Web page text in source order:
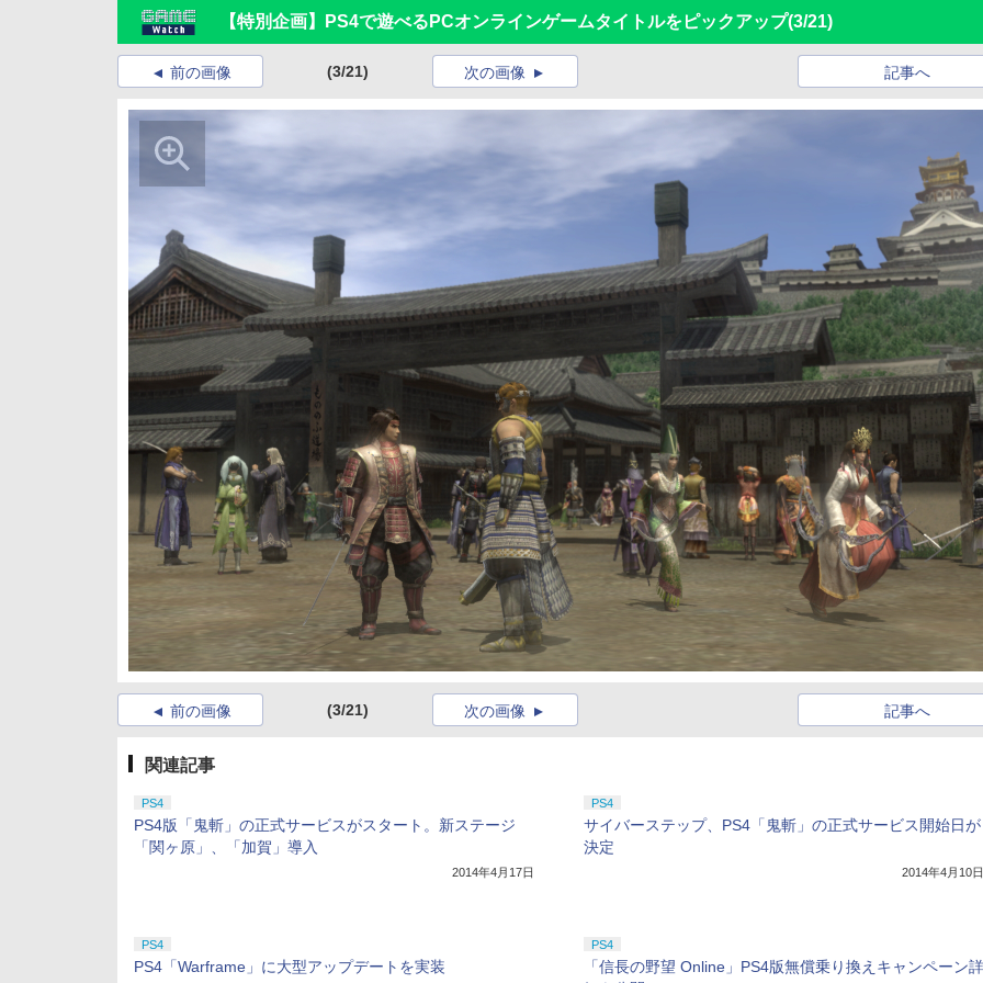
【特別企画】PS4で遊べるPCオンラインゲームタイトルをピックアップ(3/21)
前の画像 (3/21) 記事へ
次の画像
前の画像 (3/21) 記事へ
次の画像
関連記事
PS4
PS4版「鬼斬」の正式サービスがスタート。新ステージ
「関ヶ原」、「加賀」導入
2014年4月17日
PS4
サイバーステップ、PS4「鬼斬」の正式サービス開始日が
決定
2014年4月10日
PS4
PS4「Warframe」に大型アップデートを実装
PS4
「信長の野望 Online」PS4版無償乗り換えキャンペーン詳